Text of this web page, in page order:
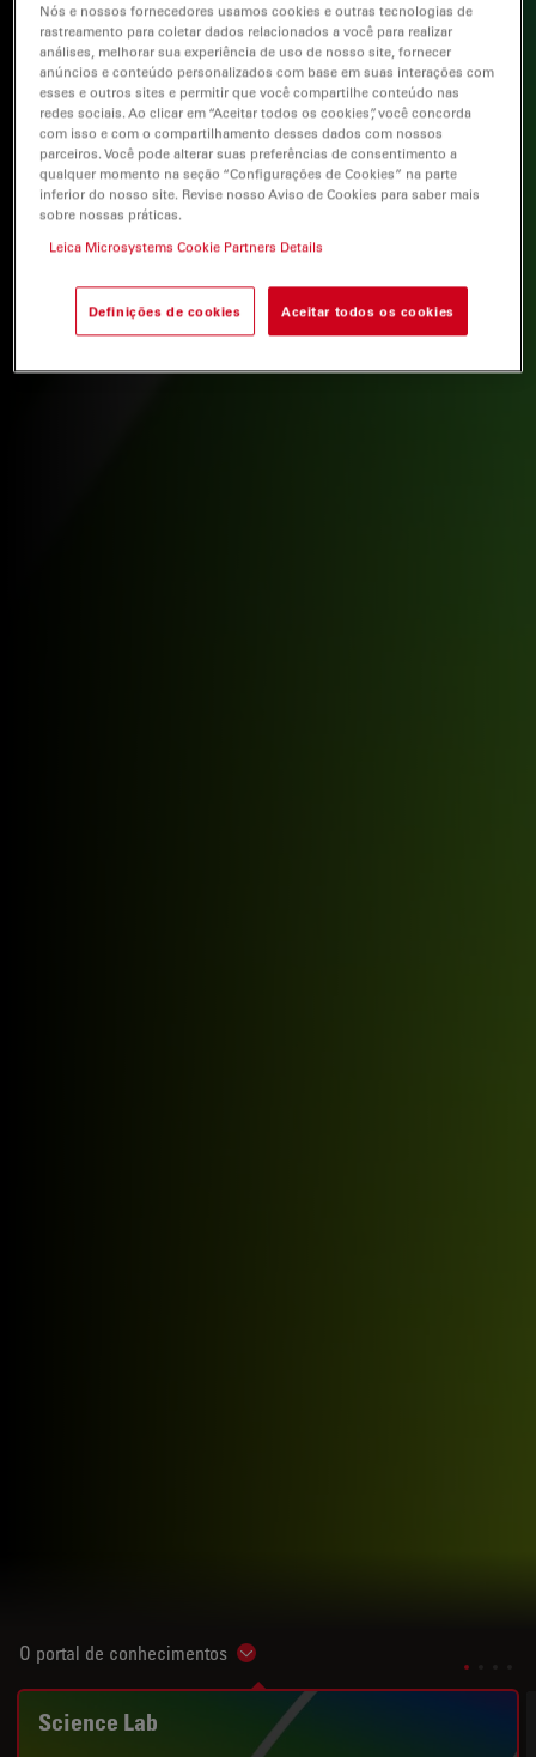
O portal de conhecimentos Show subnavigation
Science Lab
Nós e nossos fornecedores usamos cookies e outras tecnologias de
rastreamento para coletar dados relacionados a você para realizar
análises, melhorar sua experiência de uso de nosso site, fornecer
anúncios e conteúdo personalizados com base em suas interações com
esses e outros sites e permitir que você compartilhe conteúdo nas
redes sociais. Ao clicar em “Aceitar todos os cookies”, você concorda
com isso e com o compartilhamento desses dados com nossos
parceiros. Você pode alterar suas preferências de consentimento a
qualquer momento na seção “Configurações de Cookies” na parte
inferior do nosso site. Revise nosso Aviso de Cookies para saber mais
sobre nossas práticas.
Leica Microsystems Cookie Partners Details
Definições de cookies Aceitar todos os cookies